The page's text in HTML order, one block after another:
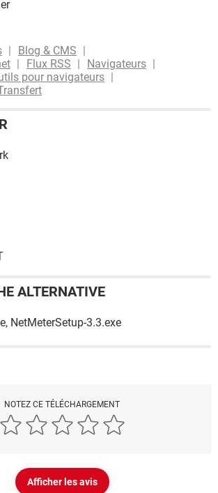
Blog & CMS
Flux RSS
Navigateurs
pour navigateurs
ALTERNATIVE
NetMeterSetup-3.3.exe
NOTEZ CE TÉLÉCHARGEMENT
Afficher les avis